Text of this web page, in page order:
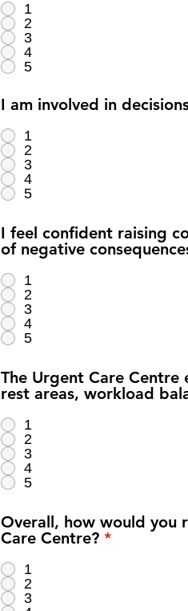
1
2
3
4
5
I am involved in
1
2
3
4
5
I feel confident raising
of negative
1
2
3
4
5
The Urgent Care
rest areas, workload
1
2
3
4
5
Overall, how would you
Care Centre? *
1
2
3